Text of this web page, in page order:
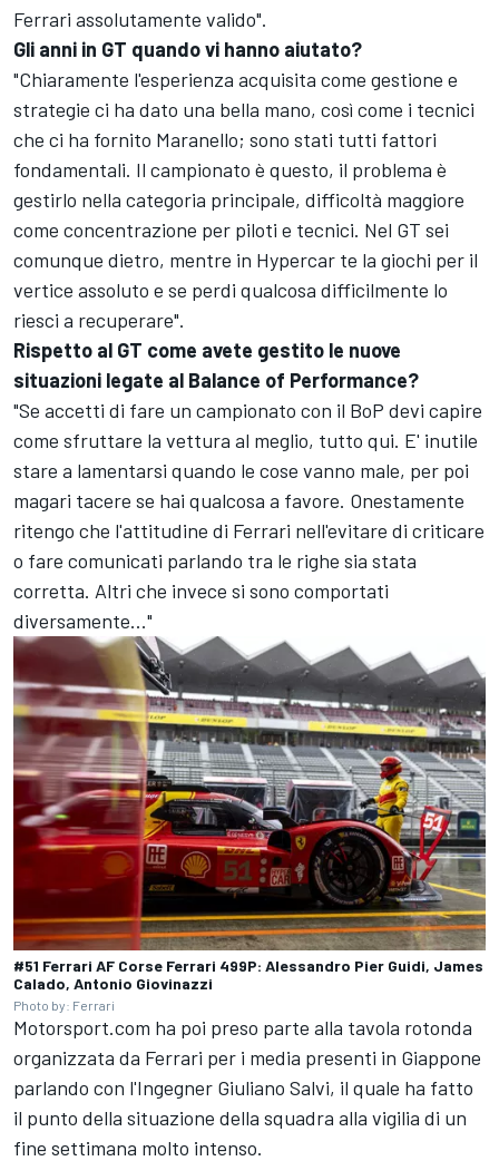
Ferrari assolutamente valido".
Gli anni in GT quando vi hanno aiutato?
"Chiaramente l'esperienza acquisita come gestione e
strategie ci ha dato una bella mano, così come i tecnici
che ci ha fornito Maranello; sono stati tutti fattori
fondamentali. Il campionato è questo, il problema è
gestirlo nella categoria principale, difficoltà maggiore
come concentrazione per piloti e tecnici. Nel GT sei
comunque dietro, mentre in Hypercar te la giochi per il
vertice assoluto e se perdi qualcosa difficilmente lo
riesci a recuperare".
Rispetto al GT come avete gestito le nuove
situazioni legate al Balance of Performance?
"Se accetti di fare un campionato con il BoP devi capire
come sfruttare la vettura al meglio, tutto qui. E' inutile
stare a lamentarsi quando le cose vanno male, per poi
magari tacere se hai qualcosa a favore. Onestamente
ritengo che l'attitudine di Ferrari nell'evitare di criticare
o fare comunicati parlando tra le righe sia stata
corretta. Altri che invece si sono comportati
diversamente..."
#51 Ferrari AF Corse Ferrari 499P: Alessandro Pier Guidi, James
Calado, Antonio Giovinazzi
Photo by: Ferrari
Motorsport.com ha poi preso parte alla tavola rotonda
organizzata da Ferrari per i media presenti in Giappone
parlando con l'Ingegner Giuliano Salvi, il quale ha fatto
il punto della situazione della squadra alla vigilia di un
fine settimana molto intenso.